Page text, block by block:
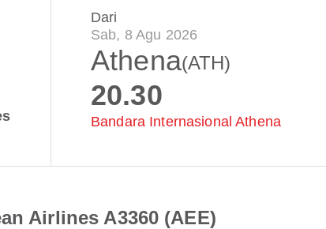
Dari
Sab, 8 Agu 2026
Athena(ATH)
20.30
Bandara Internasional Athena
Airlines A3360 (AEE)